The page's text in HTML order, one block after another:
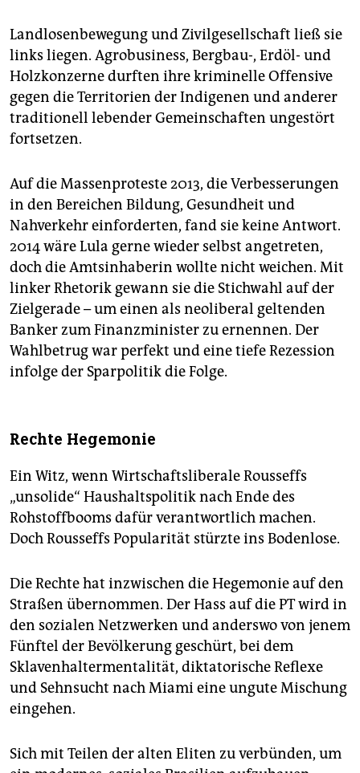
Landlosenbewegung und Zivilgesellschaft ließ sie
links liegen. Agrobusiness, Bergbau-, Erdöl- und
Holzkonzerne durften ihre kriminelle Offensive
gegen die Territorien der Indigenen und anderer
traditionell lebender Gemeinschaften ungestört
fortsetzen.
Auf die Massenproteste 2013, die Verbesserungen
in den Bereichen Bildung, Gesundheit und
Nahverkehr einforderten, fand sie keine Antwort.
2014 wäre Lula gerne wieder selbst angetreten,
doch die Amtsinhaberin wollte nicht weichen. Mit
linker Rhetorik gewann sie die Stichwahl auf der
Zielgerade – um einen als neoliberal geltenden
Banker zum Finanzminister zu ernennen. Der
Wahlbetrug war perfekt und eine tiefe Rezession
infolge der Sparpolitik die Folge.
Rechte Hegemonie
Ein Witz, wenn Wirtschaftsliberale Rousseffs
„unsolide“ Haushaltspolitik nach Ende des
Rohstoffbooms dafür verantwortlich machen.
Doch Rousseffs Popularität stürzte ins Bodenlose.
Die Rechte hat inzwischen die Hegemonie auf den
Straßen übernommen. Der Hass auf die PT wird in
den sozialen Netzwerken und anderswo von jenem
Fünftel der Bevölkerung geschürt, bei dem
Sklavenhaltermentalität, diktatorische Reflexe
und Sehnsucht nach Miami eine ungute Mischung
eingehen.
Sich mit Teilen der alten Eliten zu verbünden, um